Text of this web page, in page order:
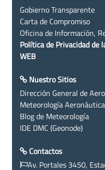
Gobierno Transparente
Carta de Compromiso
Oficina de Información,
Política de Privacidad de
WEB
Nuestro Sitios
Dirección General de
Meteorología Aeronáutica
Blog de Meteorología
IDE DMC (Geonode)
Contactos
Av. Portales 3450,